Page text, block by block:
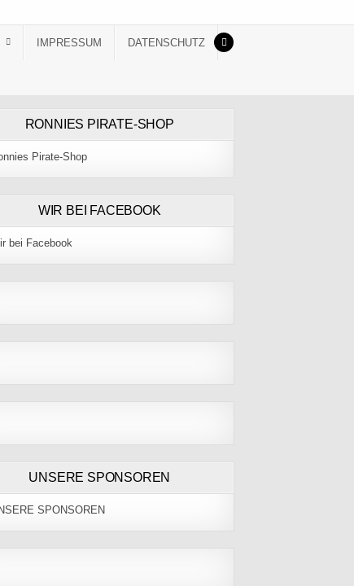
IMPRESSUM DATENSCHUTZ
RONNIES PIRATE-SHOP
WIR BEI FACEBOOK
UNSERE SPONSOREN